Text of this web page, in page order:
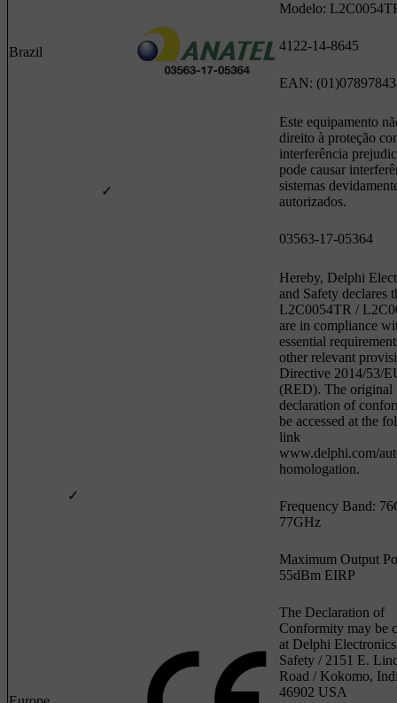
Brazil
Modelo:
4122-14-8645
EAN:
✓
Este equipamento
direito à proteção
interferência
pode causar
sistemas
autorizados.
03563-17-05364
✓
Hereby, Delphi
and Safety declares
L2C0054TR /
are in compliance
essential
other relevant
Directive 2014/53/
(RED). The original
declaration of
be accessed at the
link
www.delphi.com/
homologation.
Frequency Band:
77GHz
Maximum Output
55dBm EIRP
The Declaration of
Conformity may be
at Delphi
Safety / 2151 E.
Road / Kokomo,
46902 USA